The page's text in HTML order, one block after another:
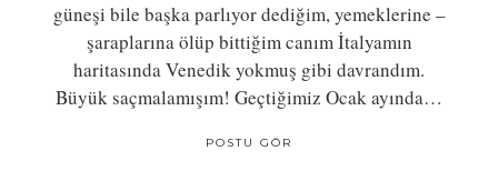
güneşi bile başka parlıyor dediğim, yemeklerine –
şaraplarına ölüp bittiğim canım İtalyamın
haritasında Venedik yokmuş gibi davrandım.
Büyük saçmalamışım! Geçtiğimiz Ocak ayında…
POSTU GÖR